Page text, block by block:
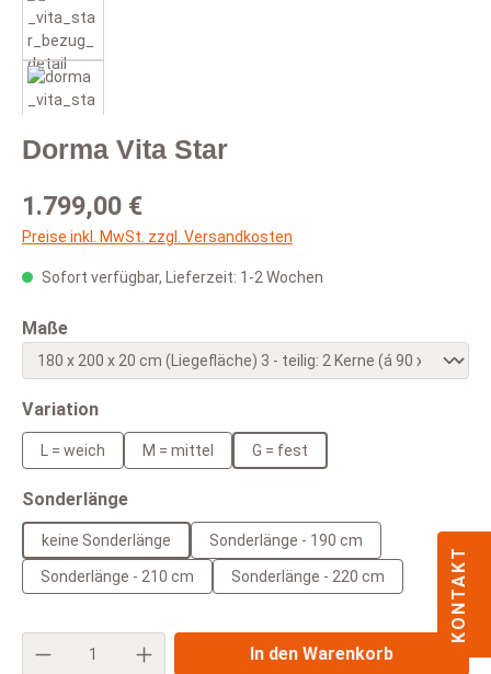
Dorma Vita Star
Regulärer Preis:
1.799,00 €
Preise inkl. MwSt. zzgl. Versandkosten
Sofort verfügbar, Lieferzeit: 1-2 Wochen
Maßeauswählen
Variationauswählen
L = weich M = mittel G = fest
Sonderlängeauswählen
keine Sonderlänge Sonderlänge - 190 cm
Sonderlänge - 210 cm Sonderlänge - 220 cm
Produkt Anzahl: Gib den gewünschten
In den Warenkorb
KONTAKT